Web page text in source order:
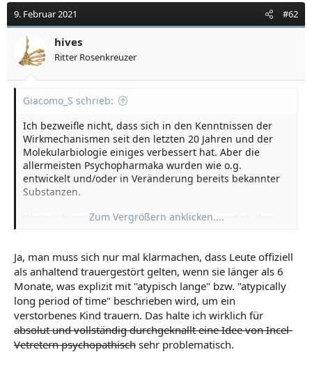
9. Februar 2021 #62
hives
Ritter Rosenkreuzer
Giacomo_S schrieb:
Ich bezweifle nicht, dass sich in den Kenntnissen der
Wirkmechanismen seit den letzten 20 Jahren und der
Molekularbiologie einiges verbessert hat. Aber die
allermeisten Psychopharmaka wurden wie o.g.
entwickelt und/oder in Veränderung bereits bekannter
Substanzen.
Was mich an diesem Thema im Grunde ängstigt, das
solche Substanzen nimmt oder nicht.
Unter allen psychoaktiven Substanzen gibt es zwei
anorganische Elemente die psychoaktiv wirken, Arsenik
und Lithium. Arsenik wird niemand mehr empfehlen,
Lithium wird aber bis heute zur Behandlung psychischer
Krankheiten eingesetzt.
Unlängst wollen britische Forscher herausgefunden
haben, dass es in Regionen, in denen Lithium
Zum Vergrößern anklicken....
Ja, man muss sich nur mal klarmachen, dass Leute offiziell
als anhaltend trauergestört gelten, wenn sie länger als 6
Monate, was explizit mit "atypisch lange" bzw. "atypically
long period of time" beschrieben wird, um ein
verstorbenes Kind trauern. Das halte ich wirklich für
absolut und vollständig durchgeknallt eine Idee von Incel-
Vetretern psychopathisch sehr problematisch.